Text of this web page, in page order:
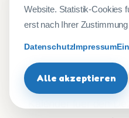
funktionieren. So
So wird die Kategorie
Website. Statistik-Cookies
erst nach Ihrer
DatenschutzImpressum
Alle akzeptieren